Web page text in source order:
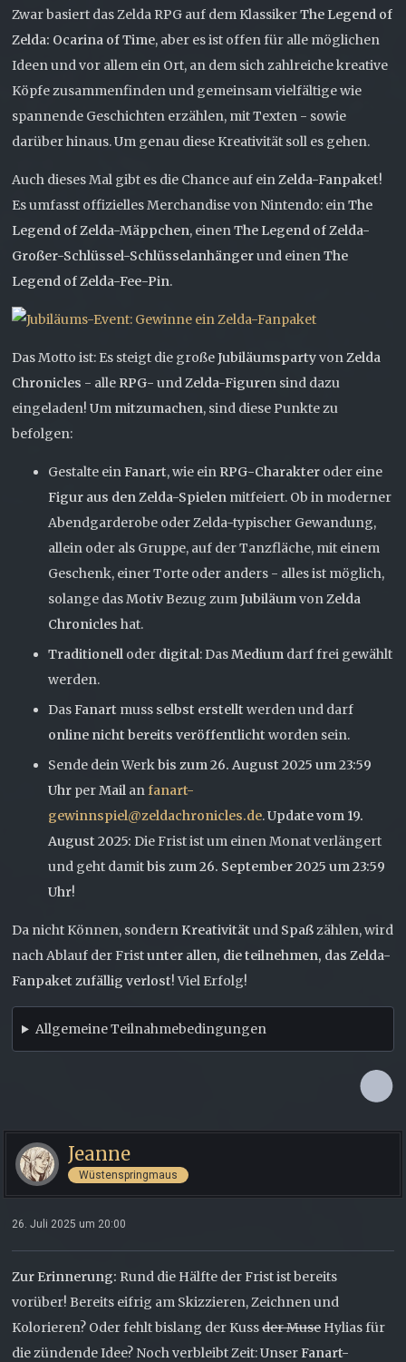
Zwar basiert das Zelda RPG auf dem KlassikerThe Legend of
Zelda: Ocarina of Time, aber es ist offen für alle möglichen
Ideen und vor allem ein Ort, an dem sich zahlreiche kreative
Köpfe zusammenfinden und gemeinsam vielfältige wie
spannende Geschichten erzählen, mit Texten - sowie
darüber hinaus. Um genau diese Kreativität soll es gehen.
Auch dieses Mal gibt es die Chance auf einZelda-Fanpaket!
Es umfasst offizielles Merchandise von Nintendo: einThe
Legend of Zelda-Mäppchen, einenThe Legend of Zelda-
Großer-Schlüssel-Schlüsselanhängerund einenThe
Legend of Zelda-Fee-Pin.
Das Motto ist: Es steigt die großeJubiläumspartyvonZelda
Chronicles - alle RPG- undZelda-Figuren sind dazu
eingeladen! Um mitzumachen, sind diese Punkte zu
befolgen:
Gestalte einFanart, wie ein RPG-Charakter oder eine
Figur aus den Zelda-Spielen mitfeiert. Ob in moderner
Abendgarderobe oder Zelda-typischer Gewandung,
allein oder als Gruppe, auf der Tanzfläche, mit einem
Geschenk, einer Torte oder anders - alles ist möglich,
solange dasMotivBezug zumJubiläumvonZelda
Chronicles hat.
Traditionell oder digital: DasMedium darf frei gewählt
werden.
DasFanart muss selbst erstellt werden und darf
online nicht bereits veröffentlicht worden sein.
Sende dein Werkbis zum 26. August 2025 um 23:59
Uhr perMail anfanart-
gewinnspiel@zeldachronicles.de.Update vom 19.
August 2025: Die Frist ist um einen Monat verlängert
und geht damitbis zum 26. September 2025 um 23:59
Uhr!
Da nicht Können, sondern Kreativität und Spaßzählen, wird
nach Ablauf der Fristunter allen, die teilnehmen, das Zelda-
Fanpaket zufällig verlost! Viel Erfolg!
Allgemeine Teilnahmebedingungen
Jeanne
Wüstenspringmaus
26. Juli 2025 um 20:00
Zur Erinnerung: Rund die Hälfte der Frist ist bereits
vorüber! Bereits eifrig am Skizzieren, Zeichnen und
Kolorieren? Oder fehlt bislang der Kussder Muse Hylias für
die zündende Idee? Noch verbleibt Zeit: UnserFanart-